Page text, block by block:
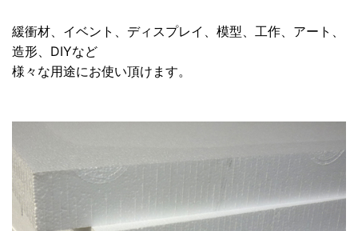
緩衝材、イベント、ディスプレイ、模型、工作、アート、
造形、DIYなど
様々な用途にお使い頂けます。